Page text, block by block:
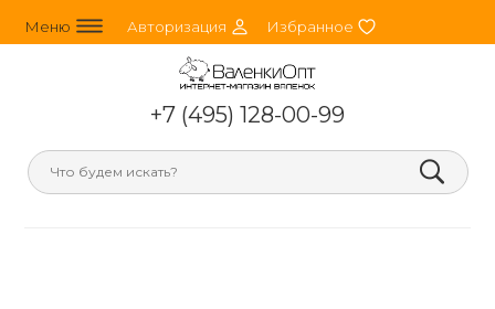
Меню line_horizontal_3 Авторизация person_round Избранное heart
+7 (495) 128-00-99
search